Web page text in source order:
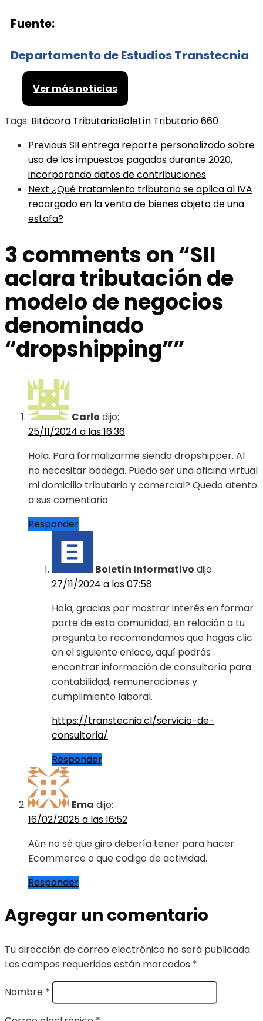
Fuente:
Departamento de Estudios Transtecnia
Ver más noticias
Tags: Bitácora TributariaBoletín Tributario 660
PreviousSII entrega reporte personalizado sobre
uso de los impuestos pagados durante 2020,
incorporando datos de contribuciones
Next ¿Qué tratamiento tributario se aplica al IVA
recargado en la venta de bienes objeto de una
estafa?
3 comments on “SII
aclara tributación de
modelo de negocios
denominado
“dropshipping””
Carlo dijo:
25/11/2024 a las 16:36
Hola. Para formalizarme siendo dropshipper. Al
no necesitar bodega. Puedo ser una oficina virtual
mi domicilio tributario y comercial? Quedo atento
a sus comentario
Responder
Boletín Informativo dijo:
27/11/2024 a las 07:58
Hola, gracias por mostrar interés en formar
parte de esta comunidad, en relación a tu
pregunta te recomendamos que hagas clic
en el siguiente enlace, aquí podrás
encontrar información de consultoría para
contabilidad, remuneraciones y
cumplimiento laboral.
https://transtecnia.cl/servicio-de-
consultoria/
Responder
Ema dijo:
16/02/2025 a las 16:52
Aún no sé que giro debería tener para hacer
Ecommerce o que codigo de actividad.
Responder
Agregar un comentario
Tu dirección de correo electrónico no será publicada.
Los campos requeridos están marcados *
Nombre *